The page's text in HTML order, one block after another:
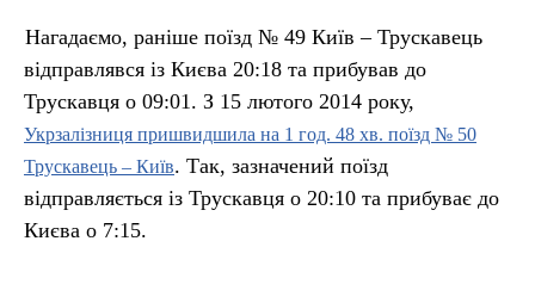
Нагадаємо, раніше поїзд № 49 Київ – Трускавець
відправлявся із Києва 20:18 та прибував до
Трускавця о 09:01. З 15 лютого 2014 року,
Укрзалізниця пришвидшила на 1 год. 48 хв. поїзд № 50
Трускавець – Київ. Так, зазначений поїзд
відправляється із Трускавця о 20:10 та прибуває до
Києва о 7:15.